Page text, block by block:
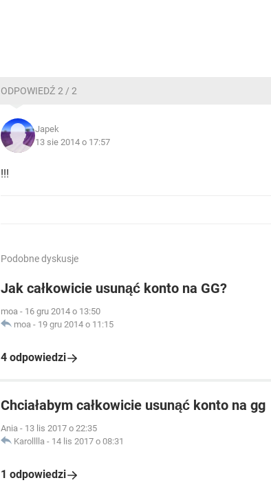
ODPOWIEDŹ 2 / 2
Japek
13 sie 2014 o 17:57
!!!
Podobne dyskusje
Jak całkowicie usunąć konto na GG?
moa - 16 gru 2014 o 13:50
moa - 19 gru 2014 o 11:15
4 odpowiedzi
Chciałabym całkowicie usunąć konto na gg
Ania - 13 lis 2017 o 22:35
Karolllla - 14 lis 2017 o 08:31
1 odpowiedzi